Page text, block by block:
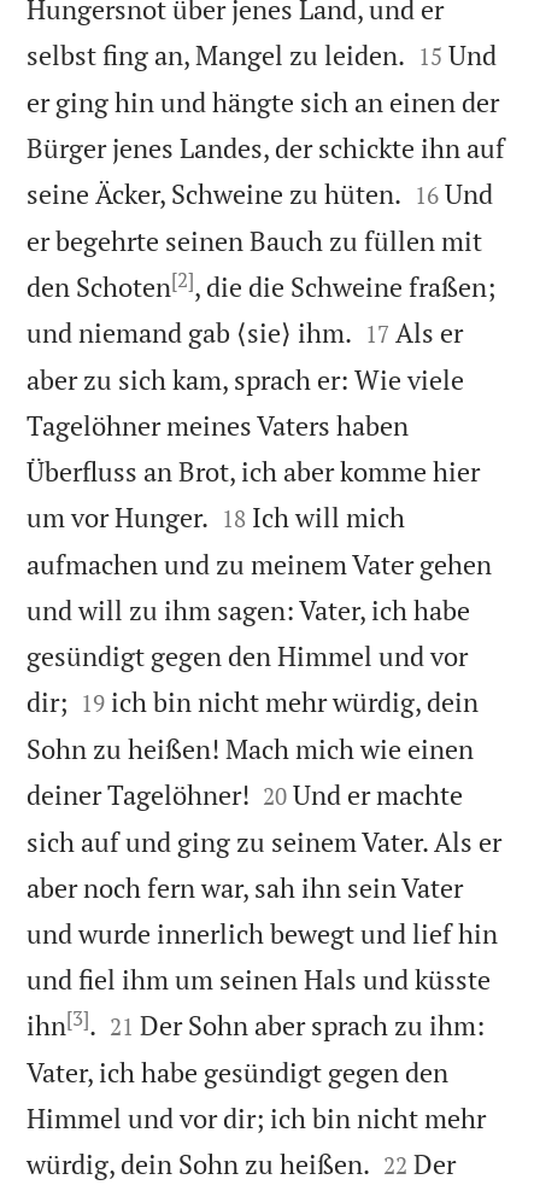
Hungersnot über jenes Land, und er
selbst fing an, Mangel zu leiden. 

15 Und
er ging hin und hängte sich an einen der
Bürger jenes Landes, der schickte ihn auf
seine Äcker, Schweine zu hüten. 

16 Und
er begehrte seinen Bauch zu füllen mit
den Schoten[2], die die Schweine fraßen;
und niemand gab ⟨sie⟩ ihm. 

17 Als er
aber zu sich kam, sprach er: Wie viele
Tagelöhner meines Vaters haben
Überfluss an Brot, ich aber komme hier
um vor Hunger. 

18 Ich will mich
aufmachen und zu meinem Vater gehen
und will zu ihm sagen: Vater, ich habe
gesündigt gegen den Himmel und vor
dir; 

19 ich bin nicht mehr würdig, dein
Sohn zu heißen! Mach mich wie einen
deiner Tagelöhner! 

20 Und er machte
sich auf und ging zu seinem Vater. Als er
aber noch fern war, sah ihn sein Vater
und wurde innerlich bewegt und lief hin
und fiel ihm um seinen Hals und küsste
ihn[3]. 

21 Der Sohn aber sprach zu ihm:
Vater, ich habe gesündigt gegen den
Himmel und vor dir; ich bin nicht mehr
würdig, dein Sohn zu heißen. 

22 Der